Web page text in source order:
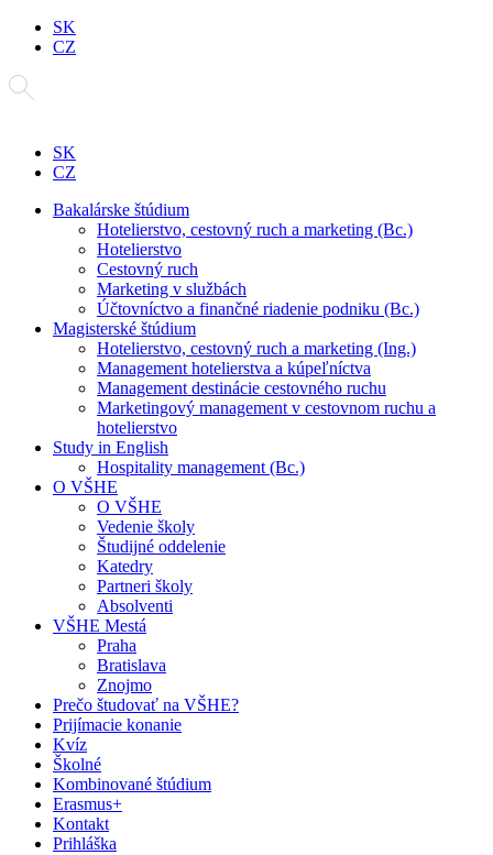
SK
CZ
SK
CZ
Bakalárske štúdium
Hotelierstvo, cestovný ruch a marketing (Bc.)
Hotelierstvo
Cestovný ruch
Marketing v službách
Účtovníctvo a finančné riadenie podniku (Bc.)
Magisterské štúdium
Hotelierstvo, cestovný ruch a marketing (Ing.)
Management hotelierstva a kúpeľníctva
Management destinácie cestovného ruchu
Marketingový management v cestovnom ruchu a
hotelierstvo
Study in English
Hospitality management (Bc.)
O VŠHE
O VŠHE
Vedenie školy
Študijné oddelenie
Katedry
Partneri školy
Absolventi
VŠHE Mestá
Praha
Bratislava
Znojmo
Prečo študovať na VŠHE?
Prijímacie konanie
Kvíz
Školné
Kombinované štúdium
Erasmus+
Kontakt
Prihláška